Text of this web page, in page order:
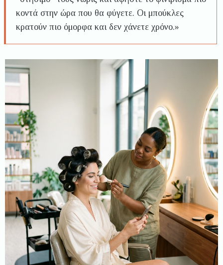
κοντά στην ώρα που θα φύγετε. Οι μπούκλες
κρατούν πιο όμορφα και δεν χάνετε χρόνο.»